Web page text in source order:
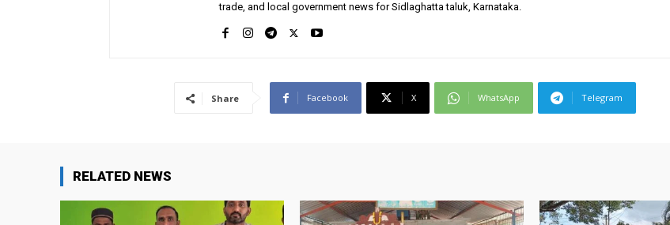
trade, and local government news for Sidlaghatta taluk, Karnataka.
Share Facebook X WhatsApp Telegram
RELATED NEWS